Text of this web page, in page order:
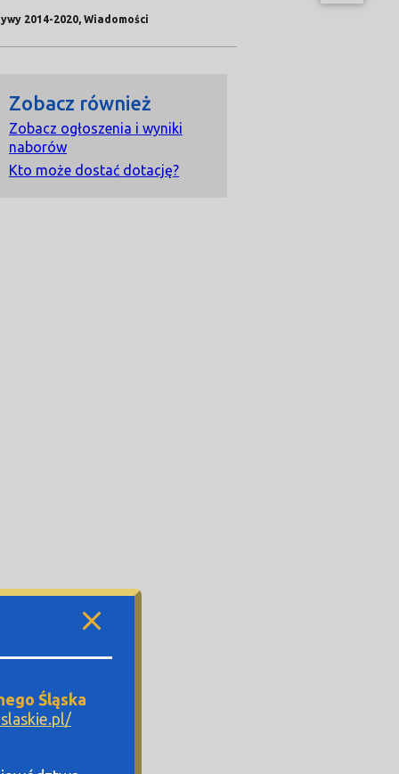
2014-2020, Wiadomości
Zobacz również
Zobacz ogłoszenia i wyniki
naborów
Kto może dostać dotację?
Śląska